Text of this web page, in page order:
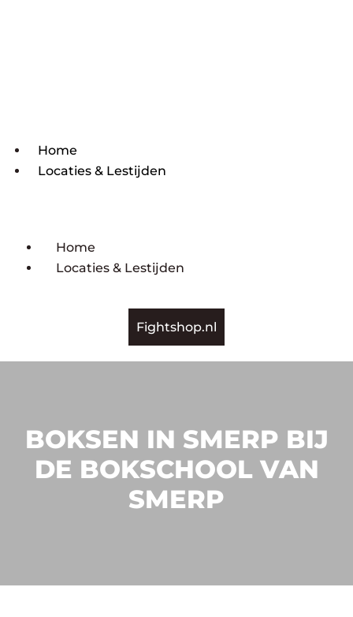
Home
Locaties & Lestijden
Home
Locaties & Lestijden
Fightshop.nl
BOKSEN IN SMERP BIJ
DE BOKSCHOOL VAN
SMERP